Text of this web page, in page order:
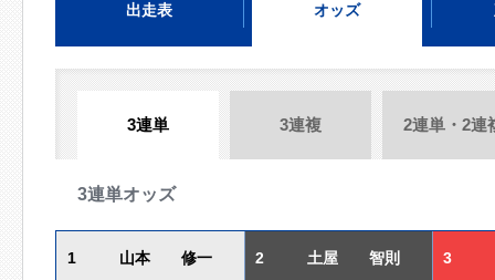
出走表 オッズ
3連単 3連複 2連単・2連
3連単オッズ
1 山本 修一 2 土屋 智則 3